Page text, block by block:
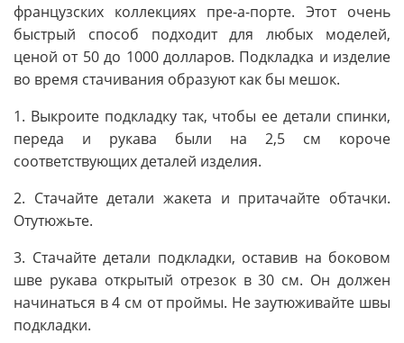
французских коллекциях пре-а-порте. Этот очень
быстрый способ подходит для любых моделей,
ценой от 50 до 1000 долларов. Подкладка и изделие
во время стачивания образуют как бы мешок.
1. Выкроите подкладку так, чтобы ее детали спинки,
переда и рукава были на 2,5 см короче
соответствующих деталей изделия.
2. Стачайте детали жакета и притачайте обтачки.
Отутюжьте.
3. Стачайте детали подкладки, оставив на боковом
шве рукава открытый отрезок в 30 см. Он должен
начинаться в 4 см от проймы. Не заутюживайте швы
подкладки.